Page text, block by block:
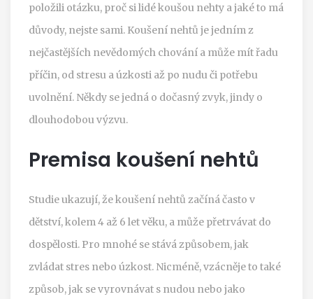
položili otázku, proč si lidé koušou nehty a jaké to má
důvody, nejste sami. Koušení nehtů je jedním z
nejčastějších nevědomých chování a může mít řadu
příčin, od stresu a úzkosti až po nudu či potřebu
uvolnění. Někdy se jedná o dočasný zvyk, jindy o
dlouhodobou výzvu.
Premisa koušení nehtů
Studie ukazují, že koušení nehtů začíná často v
dětství, kolem 4 až 6 let věku, a může přetrvávat do
dospělosti. Pro mnohé se stává způsobem, jak
zvládat stres nebo úzkost. Nicméně, vzácněje to také
způsob, jak se vyrovnávat s nudou nebo jako